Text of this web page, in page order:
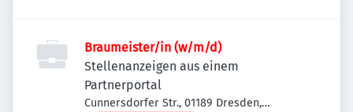
Braumeister/in (w/m/d)
Stellenanzeigen aus einem
Partnerportal
Cunnersdorfer Str., 01189 Dresden,